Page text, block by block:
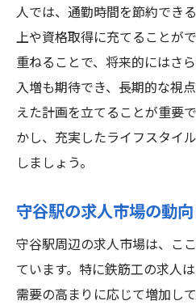
人では、通勤時間を節約でき
上や資格取得に充てることが
重ねることで、将来的にはさ
入増も期待でき、長期的な視
えた計画を立てることが重要
かし、充実したライフスタイ
しましょう。
守谷駅の求人市場の動
守谷駅周辺の求人市場は、こ
ています。特に鉄筋工の求人
需要の高まりに応じて増加し